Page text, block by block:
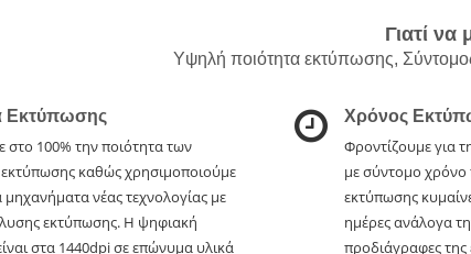
Γιατί να
Υψηλή ποιότητα εκτύπωσης,
Εκτύπωσης
στο 100% την ποιότητα των
καθώς χρησιμοποιούμε
μηχανήματα νέας τεχνολογίας με
εκτύπωσης. Η ψηφιακή
στα 1440dpi σε επώνυμα υλικά
Χρόνος
Φροντίζουμε για
με σύντομο
εκτύπωσης
ημέρες ανάλογα
προδιάγραφες